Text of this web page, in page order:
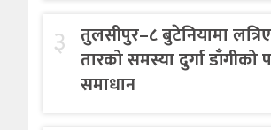
३ तुलसीपुर–८ बुटेनियामा
तारको समस्या दुर्गा डाँगीको
समाधान